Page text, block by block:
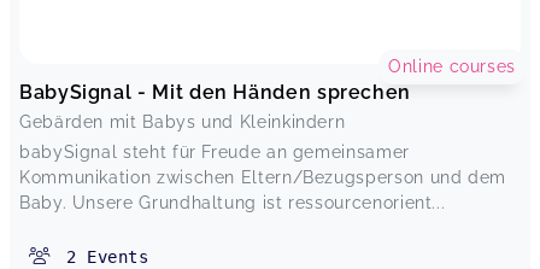
BabySignal - Mit den Händen sprechen
Gebärden mit Babys und Kleinkindern
babySignal steht für Freude an gemeinsamer
Kommunikation zwischen Eltern/Bezugsperson und dem
Baby. Unsere Grundhaltung ist ressourcenorient...
Online courses
2 Events